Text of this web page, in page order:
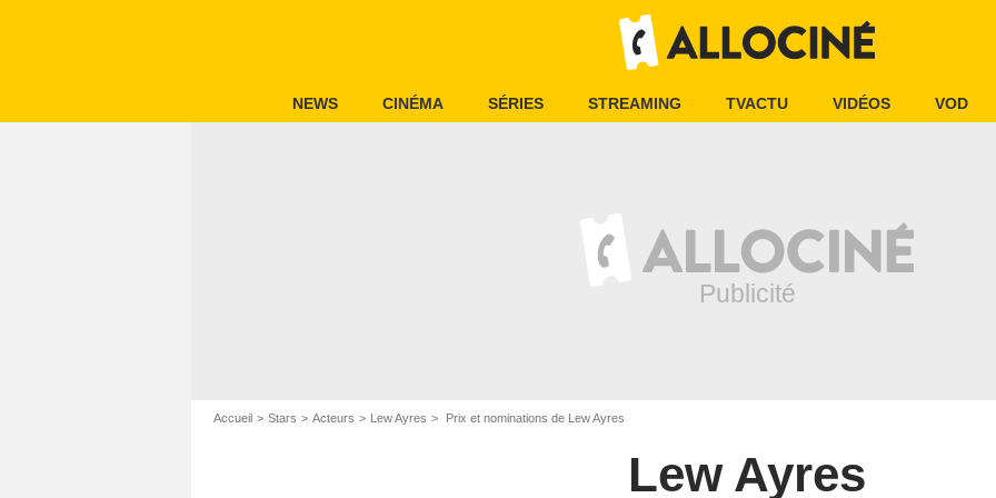
NEWS CINÉMA SÉRIES STREAMING TVACTU VIDÉOS VOD
Accueil Stars Acteurs Lew Ayres Prix et nominations de Lew Ayres
Lew Ayres